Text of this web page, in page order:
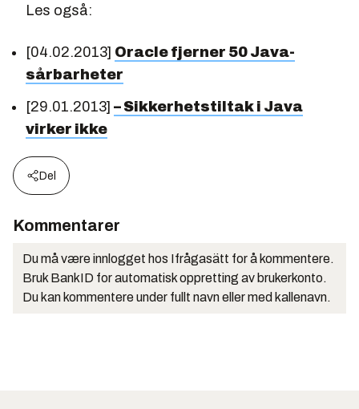
Les også:
[04.02.2013] Oracle fjerner 50 Java-
sårbarheter
[29.01.2013] – Sikkerhetstiltak i Java
virker ikke
Del
Kommentarer
Du må være innlogget hos Ifrågasätt for å kommentere.
Bruk BankID for automatisk oppretting av brukerkonto.
Du kan kommentere under fullt navn eller med kallenavn.